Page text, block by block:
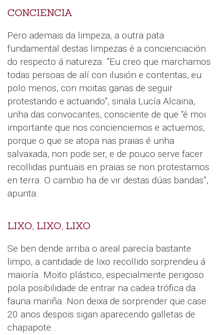
CONCIENCIA
Pero ademais da limpeza, a outra pata
fundamental destas limpezas é a concienciación
do respecto á natureza. ”Eu creo que marchamos
todas persoas de alí con ilusión e contentas, eu
polo menos, con moitas ganas de seguir
protestando e actuando”, sinala Lucía Alcaina,
unha das convocantes, consciente de que “é moi
importante que nos concienciemos e actuemos,
porque o que se atopa nas praias é unha
salvaxada, non pode ser, e de pouco serve facer
recollidas puntuais en praias se non protestamos
en terra. O cambio ha de vir destas dúas bandas”,
apunta.
LIXO, LIXO, LIXO
Se ben dende arriba o areal parecía bastante
limpo, a cantidade de lixo recollido sorprendeu á
maioría. Moito plástico, especialmente perigoso
pola posibilidade de entrar na cadea trófica da
fauna mariña. Non deixa de sorprender que case
20 anos despois sigan aparecendo galletas de
chapapote…